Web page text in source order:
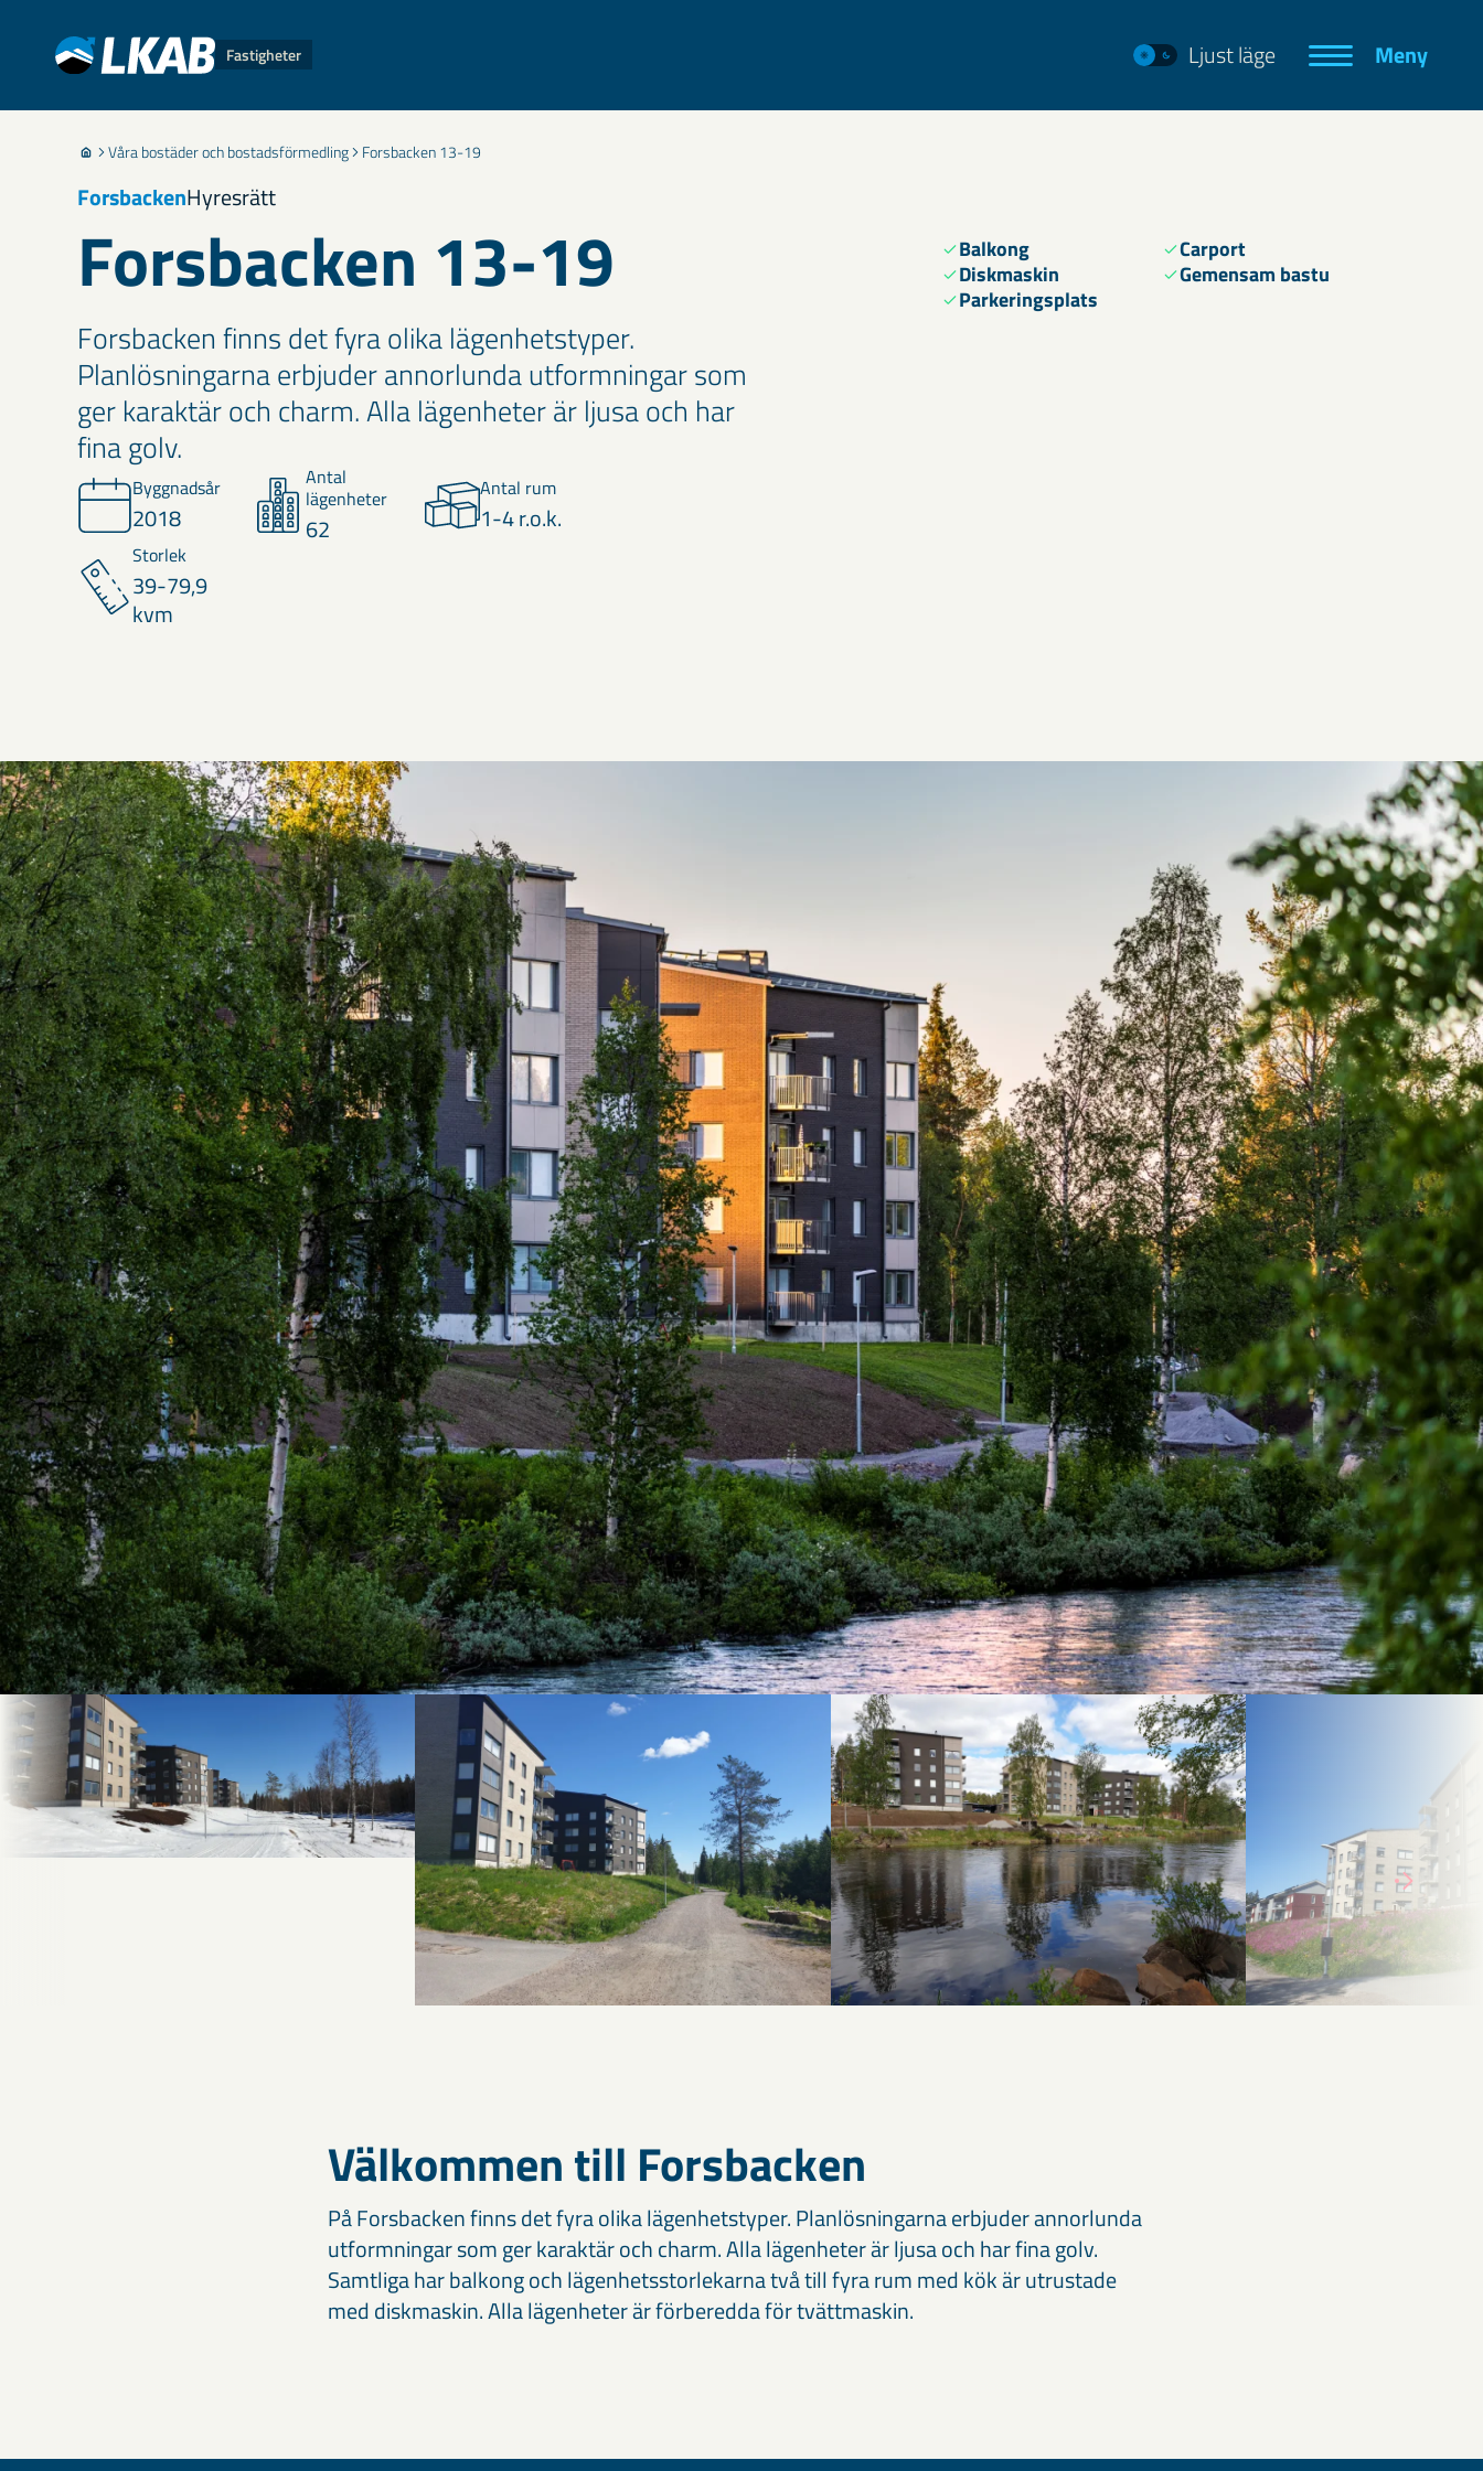
Fastigheter Ljust läge Meny
Våra bostäder och bostadsförmedling Forsbacken 13-19
ForsbackenHyresrätt
Forsbacken 13-19
Forsbacken finns det fyra olika lägenhetstyper.
Planlösningarna erbjuder annorlunda utformningar som
ger karaktär och charm. Alla lägenheter är ljusa och har
fina golv.
Balkong
Carport
Diskmaskin
Gemensam bastu
Parkeringsplats
Byggnadsår
2018
Antal
lägenheter
62
Antal rum
1-4 r.o.k.
Storlek
39-79,9
kvm
Välkommen till Forsbacken
På Forsbacken finns det fyra olika lägenhetstyper. Planlösningarna erbjuder annorlunda
utformningar som ger karaktär och charm. Alla lägenheter är ljusa och har fina golv.
Samtliga har balkong och lägenhetsstorlekarna två till fyra rum med kök är utrustade
med diskmaskin. Alla lägenheter är förberedda för tvättmaskin.